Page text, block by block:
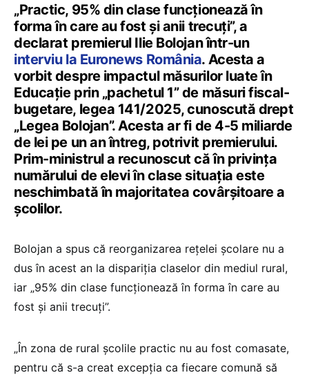
„Practic, 95% din clase funcționează în
forma în care au fost și anii trecuți”, a
declarat premierul Ilie Bolojan într-un
interviu la Euronews România. Acesta a
vorbit despre impactul măsurilor luate în
Educație prin „pachetul 1” de măsuri fiscal-
bugetare, legea 141/2025, cunoscută drept
„Legea Bolojan”. Acesta ar fi de 4-5 miliarde
de lei pe un an întreg, potrivit premierului.
Prim-ministrul a recunoscut că în privința
numărului de elevi în clase situația este
neschimbată în majoritatea covârșitoare a
școlilor.
Bolojan a spus că reorganizarea rețelei școlare nu a
dus în acest an la dispariția claselor din mediul rural,
iar „95% din clase funcționează în forma în care au
fost și anii trecuți”.
„În zona de rural școlile practic nu au fost comasate,
pentru că s-a creat excepția ca fiecare comună să